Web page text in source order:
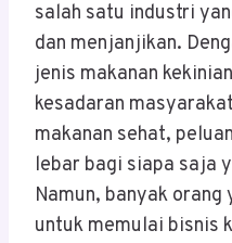
salah satu industri
dan menjanjikan.
jenis makanan
kesadaran
makanan sehat,
lebar bagi siapa saja
Namun, banyak
untuk memulai bisnis